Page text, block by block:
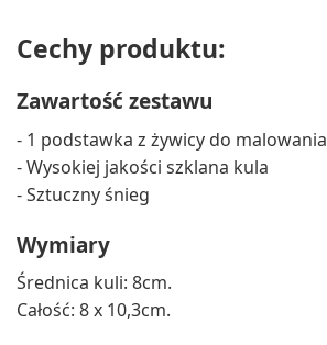
Cechy produktu:
Zawartość zestawu
- 1 podstawka z żywicy do malowania
- Wysokiej jakości szklana kula
- Sztuczny śnieg
Wymiary
Średnica kuli: 8cm.
Całość: 8 x 10,3cm.